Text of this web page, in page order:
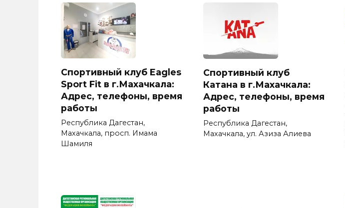
Спортивный клуб Eagles
Sport Fit в г.Махачкала:
Адрес, телефоны, время
работы
Республика Дагестан,
Махачкала, просп. Имама
Шамиля
Спортивный клуб
Катана в г.Махачкала:
Адрес, телефоны, время
работы
Республика Дагестан,
Махачкала, ул. Азиза Алиева